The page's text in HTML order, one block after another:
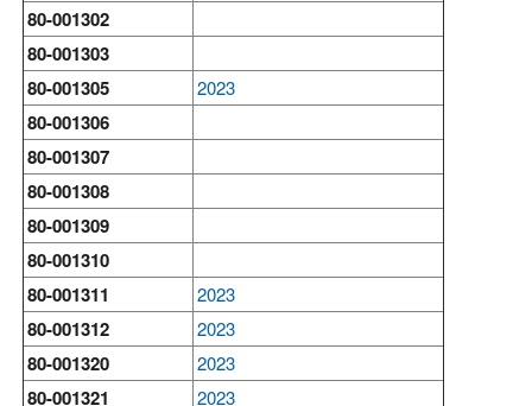
80-001302
80-001303
80-001305
2023
80-001306
80-001307
80-001308
80-001309
80-001310
80-001311
2023
80-001312 2023
80-001320 2023
80-001321 2023